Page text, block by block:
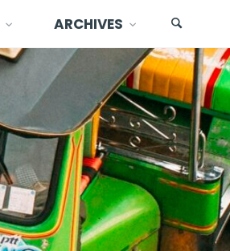
ARCHIVES